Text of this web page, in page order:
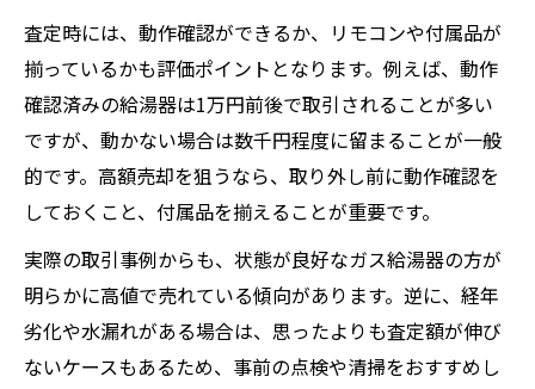
査定時には、動作確認ができるか、リモコンや付属品が
揃っているかも評価ポイントとなります。例えば、動作
確認済みの給湯器は1万円前後で取引されることが多い
ですが、動かない場合は数千円程度に留まることが一般
的です。高額売却を狙うなら、取り外し前に動作確認を
しておくこと、付属品を揃えることが重要です。
実際の取引事例からも、状態が良好なガス給湯器の方が
明らかに高値で売れている傾向があります。逆に、経年
劣化や水漏れがある場合は、思ったよりも査定額が伸び
ないケースもあるため、事前の点検や清掃をおすすめし